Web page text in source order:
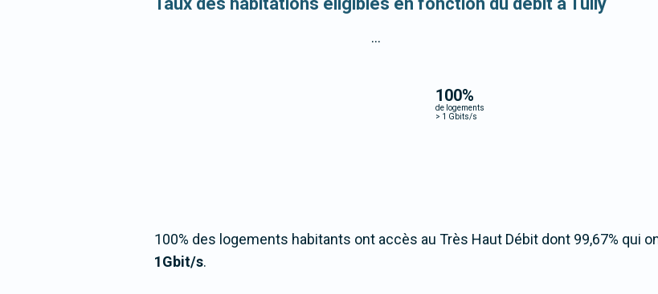
100%
de logements
> 1 Gbits/s
...
100% des logements habitants ont accès au Très Haut Débit dont 99,67% qui
1Gbit/s.